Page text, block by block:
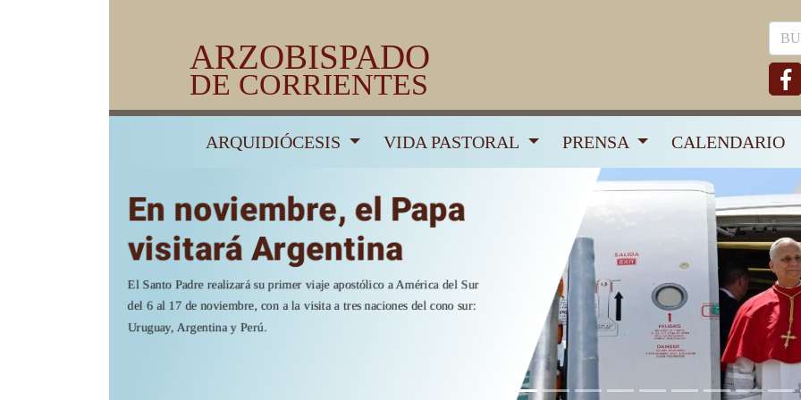
ARZOBISPADO
DE CORRIENTES
ARQUIDIÓCESIS VIDA PASTORAL PRENSA CALENDARIO
En noviembre, el Papa
visitará Argentina
El Santo Padre realizará su primer viaje apostólico a América del Sur
del 6 al 17 de noviembre, con a la visita a tres naciones del cono sur:
Uruguay, Argentina y Perú.